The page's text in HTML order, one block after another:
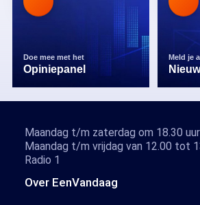
Doe mee met het
Opiniepanel
Meld je
Over EenVandaag
Maandag t/m zaterdag om 18.30
Maandag t/m vrijdag van 12.00 tot
Radio 1